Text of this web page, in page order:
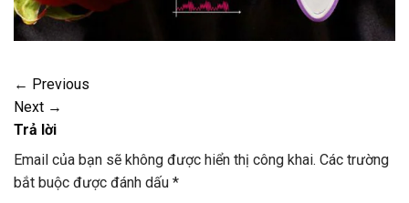
← Previous
Next →
Trả lời
Email của bạn sẽ không được hiển thị công khai. Các trường
bắt buộc được đánh dấu *